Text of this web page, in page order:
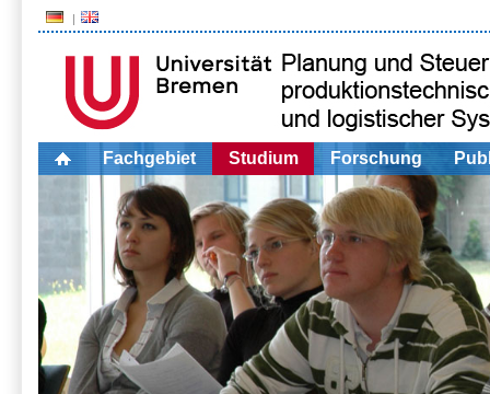
Fachgebiet Studium Forschung